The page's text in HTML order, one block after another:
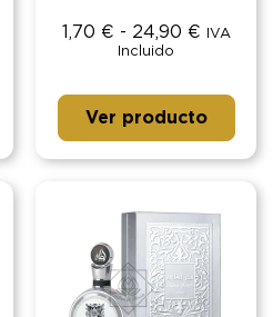
1,70 € - 24,90 €
IVA
Incluido
Ver producto